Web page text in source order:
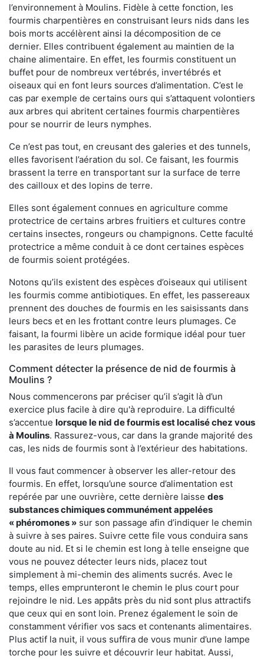
l’environnement à Moulins. Fidèle à cette fonction, les
fourmis charpentières en construisant leurs nids dans les
bois morts accélèrent ainsi la décomposition de ce
dernier. Elles contribuent également au maintien de la
chaine alimentaire. En effet, les fourmis constituent un
buffet pour de nombreux vertébrés, invertébrés et
oiseaux qui en font leurs sources d’alimentation. C’est le
cas par exemple de certains ours qui s’attaquent volontiers
aux arbres qui abritent certaines fourmis charpentières
pour se nourrir de leurs nymphes.
Ce n’est pas tout, en creusant des galeries et des tunnels,
elles favorisent l’aération du sol. Ce faisant, les fourmis
brassent la terre en transportant sur la surface de terre
des cailloux et des lopins de terre.
Elles sont également connues en agriculture comme
protectrice de certains arbres fruitiers et cultures contre
certains insectes, rongeurs ou champignons. Cette faculté
protectrice a même conduit à ce dont certaines espèces
de fourmis soient protégées.
Notons qu’ils existent des espèces d’oiseaux qui utilisent
les fourmis comme antibiotiques. En effet, les passereaux
prennent des douches de fourmis en les saisissants dans
leurs becs et en les frottant contre leurs plumages. Ce
faisant, la fourmi libère un acide formique idéal pour tuer
les parasites de leurs plumages.
Comment détecter la présence de nid de fourmis à
Moulins ?
Nous commencerons par préciser qu’il s’agit là d’un
exercice plus facile à dire qu'à reproduire. La difficulté
s’accentue lorsque le nid de fourmis est localisé chez vous
à Moulins. Rassurez-vous, car dans la grande majorité des
cas, les nids de fourmis sont à l’extérieur des habitations.
Il vous faut commencer à observer les aller-retour des
fourmis. En effet, lorsqu’une source d’alimentation est
repérée par une ouvrière, cette dernière laisse des
substances chimiques communément appelées
« phéromones » sur son passage afin d’indiquer le chemin
à suivre à ses paires. Suivre cette file vous conduira sans
doute au nid. Et si le chemin est long à telle enseigne que
vous ne pouvez détecter leurs nids, placez tout
simplement à mi-chemin des aliments sucrés. Avec le
temps, elles emprunteront le chemin le plus court pour
rejoindre le nid. Les appâts près du nid sont plus attractifs
que ceux qui en sont loin. Prenez également le soin de
constamment vérifier vos sacs et contenants alimentaires.
Plus actif la nuit, il vous suffira de vous munir d’une lampe
torche pour les suivre et découvrir leur habitat. Aussi,